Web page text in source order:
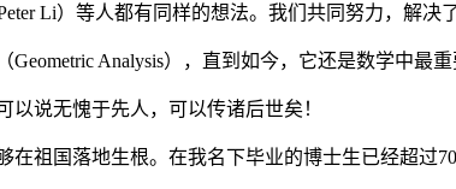
Li）等人都有同样的想法。我们共同努力，解决
Analysis），直到如今，它还是数学中最重
说无愧于先人，可以传诸后世矣！
国落地生根。在我名下毕业的博士生已经超过